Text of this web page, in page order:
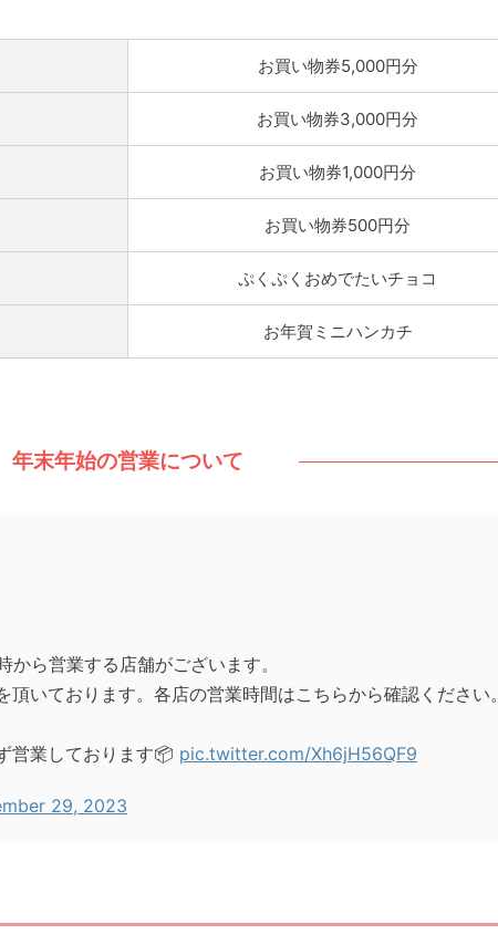
お買い物券5,000円分
お買い物券3,000円分
お買い物券1,000円分
お買い物券500円分
ぷくぷくおめでたいチョコ
お年賀ミニハンカチ
年末年始の営業について
ら営業する店舗がございます。
いております。各店の営業時間はこちらから確認ください。
営業しております📦 pic.twitter.com/Xh6jH56QF9
29, 2023